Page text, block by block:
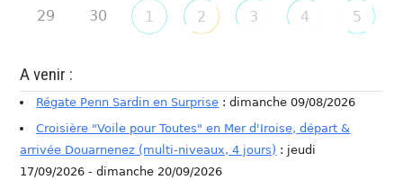
29 30 1 2 3 4 5
A venir :
Régate Penn Sardin en Surprise : dimanche 09/08/2026
Croisière "Voile pour Toutes" en Mer d'Iroise, départ &
arrivée Douarnenez (multi-niveaux, 4 jours) : jeudi
17/09/2026 - dimanche 20/09/2026